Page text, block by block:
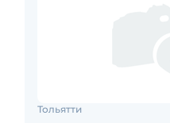
Тольятти